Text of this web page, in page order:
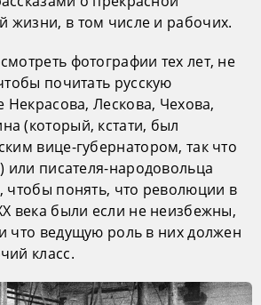
жизни, в том числе и рабочих.
фотографии тех лет, не
почитать русскую
Некрасова, Лескова, Чехова,
(который, кстати, был
вице-губернатором, так что
или писателя-народовольца
чтобы понять, что революции в
века были если не неизбежны,
что ведущую роль в них должен
класс.